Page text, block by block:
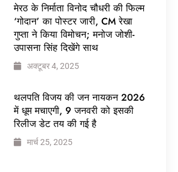
मेरठ के निर्माता विनोद चौधरी की फिल्म
‘गोदान’ का पोस्टर जारी, CM रेखा
गुप्ता ने किया विमोचन; मनोज जोशी-
उपासना सिंह दिखेंगे साथ
अक्टूबर 4, 2025
थलपति विजय की जन नायकन 2026
में धूम मचाएगी, 9 जनवरी को इसकी
रिलीज डेट तय की गई है
मार्च 25, 2025